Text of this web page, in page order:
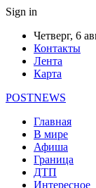
Sign in
Четверг, 6
Контакты
Лента
Карта
POSTNEWS
Главная
В мире
Афиша
Граница
ДТП
Интересное